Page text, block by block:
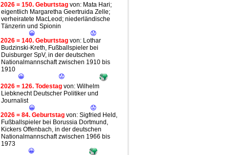
2026 = 150. Geburtstagvon: Mata Hari;
eigentlich Margaretha Geertruida Zelle;
verheiratete MacLeod; niederländische
Tänzerin und Spionin
😀
😟
2026 = 140. Geburtstagvon: Lothar
Budzinski-Kreth, Fußballspieler bei
Duisburger SpV, in der deutschen
Nationalmannschaft zwischen 1910 bis
1910
😀
😟
2026 = 126. Todestagvon: Wilhelm
Liebknecht Deutscher Politiker und
Journalist
😀
😟
2026 = 84. Geburtstagvon: Sigfried Held,
Fußballspieler bei Borussia Dortmund,
Kickers Offenbach, in der deutschen
Nationalmannschaft zwischen 1966 bis
1973
😀